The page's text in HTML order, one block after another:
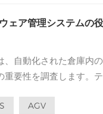
ェア管理システムの
、自動化された倉庫内
要性を調査します。
ますます採用していま
AGV